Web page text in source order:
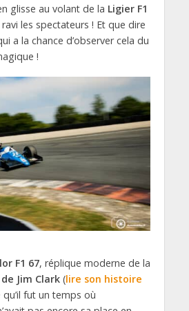
glisse au volant de la Ligier F1
les spectateurs ! Et que dire
a la chance d’observer cela du
!
F1 67, réplique moderne de la
Jim Clark(lire son histoire
fut un temps où